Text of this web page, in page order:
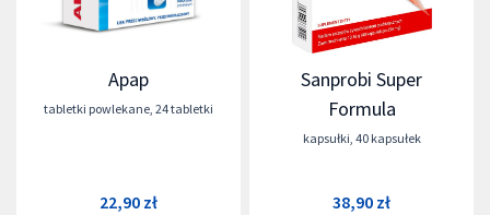
Apap
tabletki powlekane, 24 tabletki
22,90 zł
Sanprobi Super
Formula
kapsułki, 40 kapsułek
38,90 zł